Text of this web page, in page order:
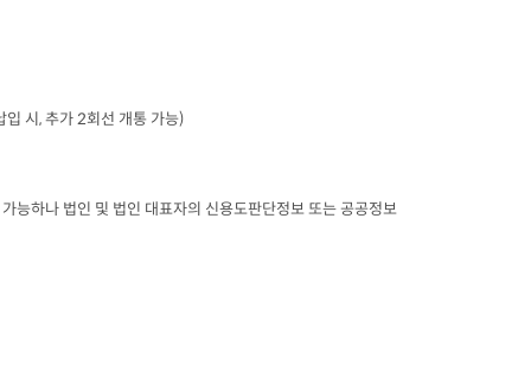
입 시, 추가 2회선 개통 가능)
능하나 법인 및 법인 대표자의 신용도판단정보 또는 공공정보